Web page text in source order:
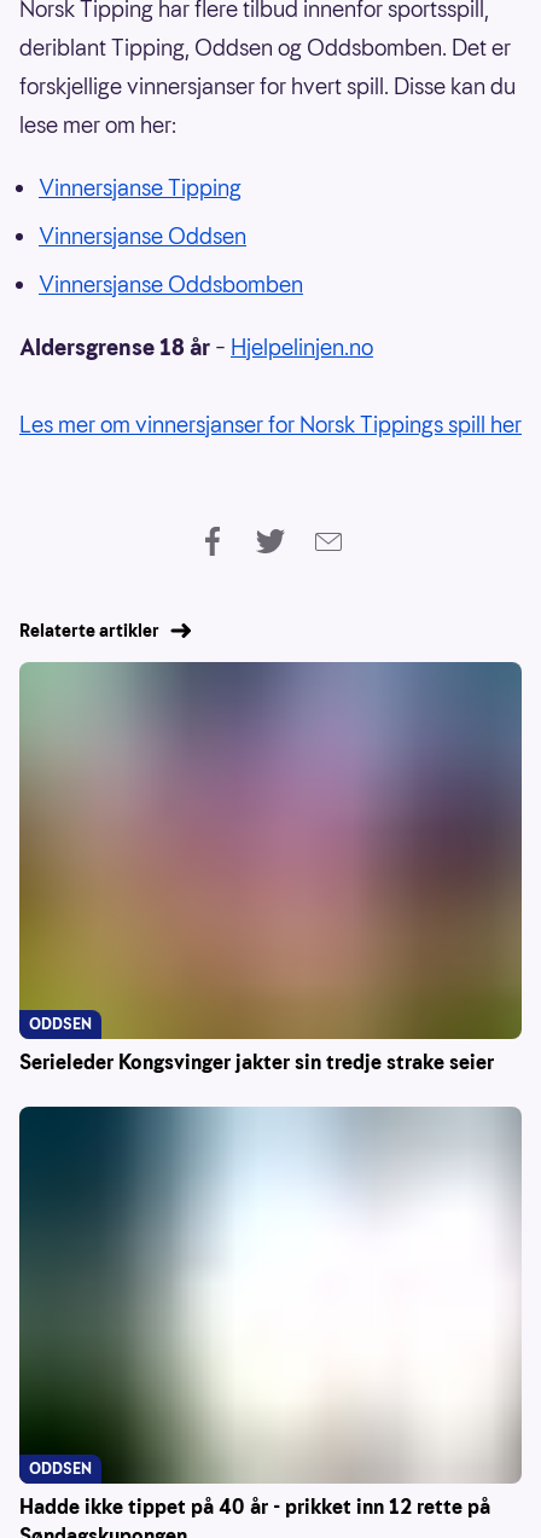
Norsk Tipping har flere tilbud innenfor sportsspill,
deriblant Tipping, Oddsen og Oddsbomben. Det er
forskjellige vinnersjanser for hvert spill. Disse kan du
lese mer om her:
Vinnersjanse Tipping
Vinnersjanse Oddsen
Vinnersjanse Oddsbomben
Aldersgrense 18 år – Hjelpelinjen.no
Les mer om vinnersjanser for Norsk Tippings spill her
Relaterte artikler
Serieleder Kongsvinger jakter sin tredje strake seier
ODDSEN
Hadde ikke tippet på 40 år - prikket inn 12 rette på
ODDSEN